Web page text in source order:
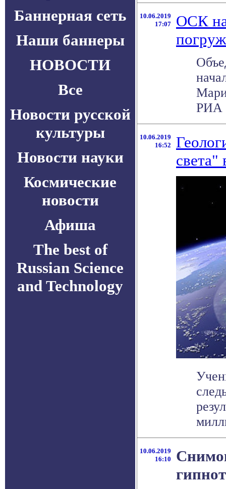
Баннерная сеть
Наши баннеры
НОВОСТИ
Все
Новости русской
культуры
Новости науки
Космические
новости
Афиша
The best of
Russian Science
and Technology
10.06.2019
17:07
ОСК
РИА
10.06.2019
16:52
света"
10.06.2019
16:10